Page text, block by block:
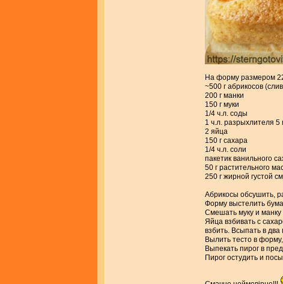
На форму размером
~500 г абрикосов
200 г манки
150 г муки
1/4 ч.л. соды
1 ч.л. разрыхлителя 5
2 яйца
150 г сахара
1/4 ч.л. соли
пакетик ванильного
50 г растительного
250 г жирной густой
Абрикосы обсушить,
Форму выстелить
Смешать муку и
Яйца взбивать с
взбить. Всыпать в два
Вылить тесто в
Выпекать пирог в
Пирог остудить и